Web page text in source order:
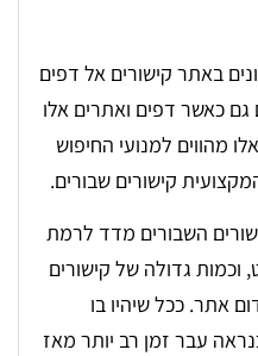
באתר קישורים אל דפים
גם כאשר דפים ואתרים אלו
מהווים למנועי החיפוש
קישורים שבורים.
השבורים מדד לרמת
וכמות גדולה של קישורים
אתר. ככל שיהיו בו
עבר זמן רב יותר מאז